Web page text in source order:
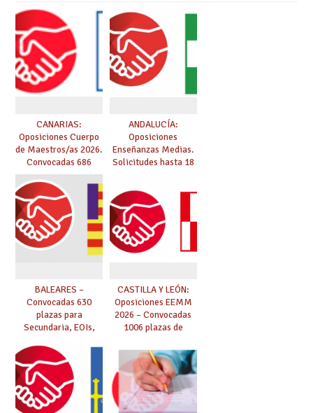
CANARIAS:
Oposiciones Cuerpo
de Maestros/as 2026.
Convocadas 686
plazas. Solicitudes
del 26 de marzo al 24
de abril.
ANDALUCÍA:
Oposiciones
Enseñanzas Medias.
Solicitudes hasta 18
BALEARES –
Convocadas 630
plazas para
Secundaria, EOIs,
Conservatorios y FP
CASTILLA Y LEÓN:
Oposiciones EEMM
2026 – Convocadas
1006 plazas de
Conservatorios
(solicitudes del 15 de
enero al 4 de febrero)